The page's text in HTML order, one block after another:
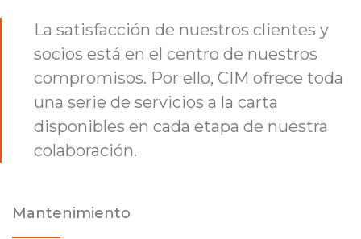
La satisfacción de nuestros clientes y
socios está en el centro de nuestros
compromisos. Por ello, CIM ofrece toda
una serie de servicios a la carta
disponibles en cada etapa de nuestra
colaboración.
Mantenimiento